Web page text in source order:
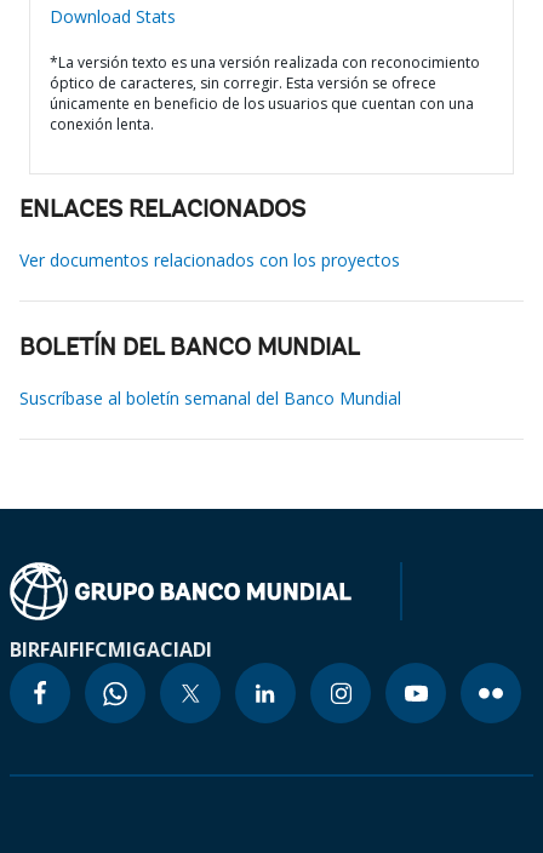
Download Stats
*La versión texto es una versión realizada con reconocimiento
óptico de caracteres, sin corregir. Esta versión se ofrece
únicamente en beneficio de los usuarios que cuentan con una
conexión lenta.
ENLACES RELACIONADOS
Ver documentos relacionados con los proyectos
BOLETÍN DEL BANCO MUNDIAL
Suscríbase al boletín semanal del Banco Mundial
BIRFAIFIFCMIGACIADI